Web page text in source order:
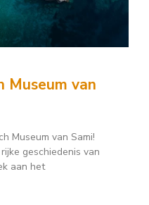
Museum van
Museum van Sami!
geschiedenis van
aan het